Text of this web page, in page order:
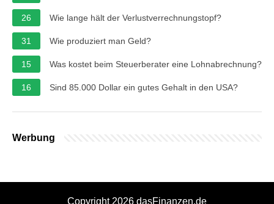
26 Wie lange hält der Verlustverrechnungstopf?
31 Wie produziert man Geld?
15 Was kostet beim Steuerberater eine Lohnabrechnung?
16 Sind 85.000 Dollar ein gutes Gehalt in den USA?
Werbung
Copyright 2026 dasFinanzen.de